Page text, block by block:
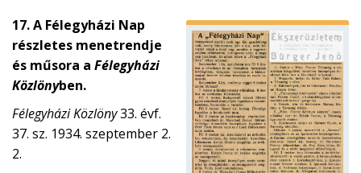
17. A Félegyházi Nap
részletes menetrendje
és műsora a Félegyházi
Közlönyben.
Félegyházi Közlöny33. évf.
37. sz. 1934. szeptember 2.
2.